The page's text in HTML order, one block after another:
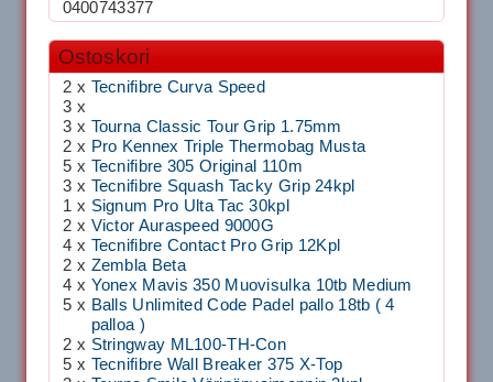
0400743377
Ostoskori
2 x Tecnifibre Curva Speed
3 x
3 x Tourna Classic Tour Grip 1.75mm
2 x Pro Kennex Triple Thermobag Musta
5 x Tecnifibre 305 Original 110m
3 x Tecnifibre Squash Tacky Grip 24kpl
1 x Signum Pro Ulta Tac 30kpl
2 x Victor Auraspeed 9000G
4 x Tecnifibre Contact Pro Grip 12Kpl
2 x Zembla Beta
4 x Yonex Mavis 350 Muovisulka 10tb Medium
5 x Balls Unlimited Code Padel pallo 18tb ( 4
palloa )
2 x Stringway ML100-TH-Con
5 x Tecnifibre Wall Breaker 375 X-Top